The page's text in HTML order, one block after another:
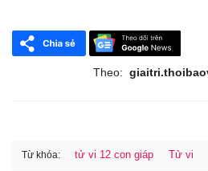
Theo:
Từ khóa: tử vi 12 con giáp Tử vi